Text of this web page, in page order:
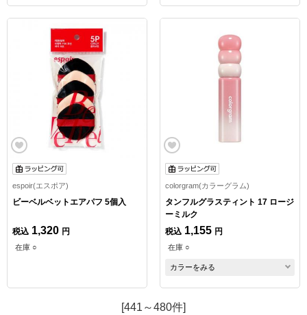
espoir(エスポア)
ビーベルベットエアパフ 5個入
税込 1,320 円
在庫 ○
colorgram(カラーグラム)
タンフルグラスティント 17 ロージ
ーミルク
税込 1,155 円
在庫 ○
カラーをみる
[441～480件]